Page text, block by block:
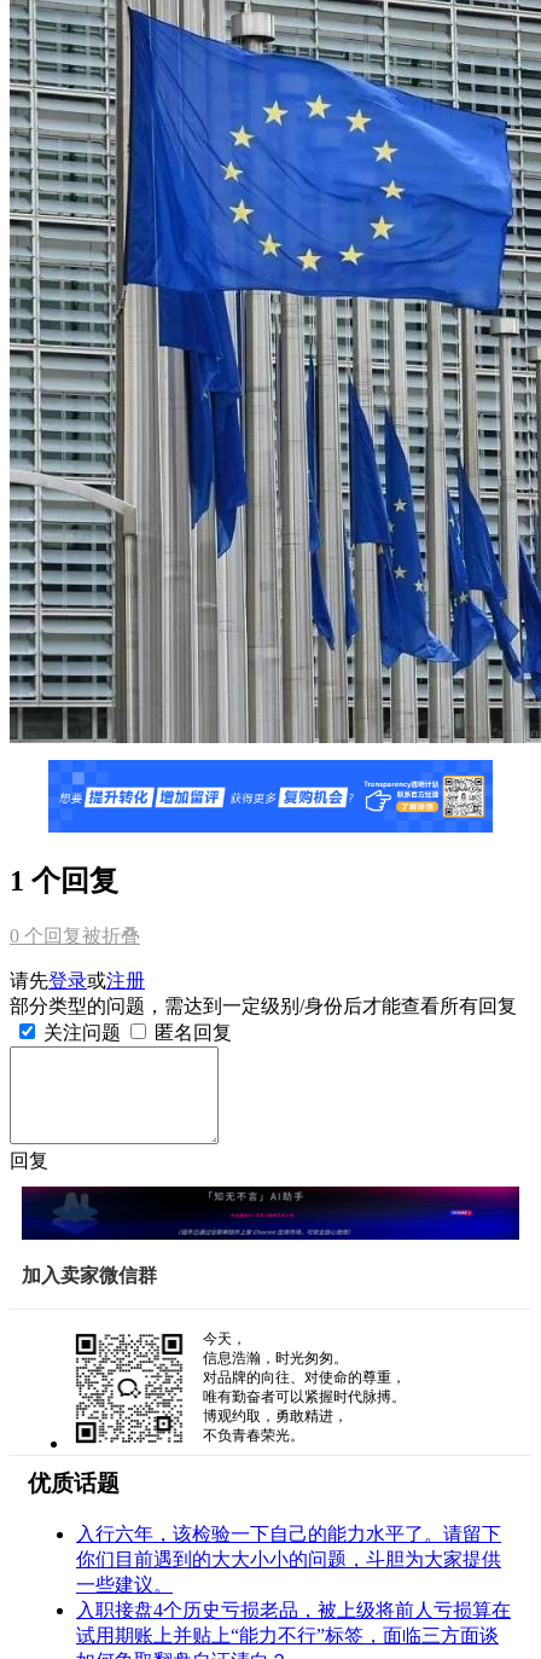
1 个回复
0 个回复被折叠
请先登录或注册
部分类型的问题，需达到一定级别/身份后才能查看所有回复
关注问题
匿名回复
回复
加入卖家微信群
今天，
信息浩瀚，时光匆匆。
对品牌的向往、对使命的尊重，
唯有勤奋者可以紧握时代脉搏。
博观约取，勇敢精进，
不负青春荣光。
优质话题
入行六年，该检验一下自己的能力水平了。请留下
你们目前遇到的大大小小的问题，斗胆为大家提供
一些建议。
入职接盘4个历史亏损老品，被上级将前人亏损算在
试用期账上并贴上“能力不行”标签，面临三方面谈